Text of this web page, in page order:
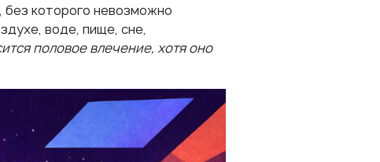
которого невозможно
воде, пище, сне,
половое влечение, хотя оно